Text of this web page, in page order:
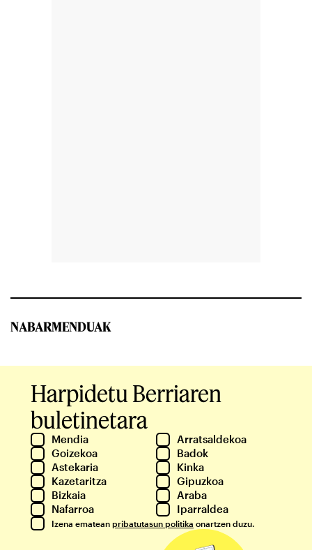
NABARMENDUAK
Harpidetu Berriaren
buletinetara
Mendia
Arratsaldekoa
Goizekoa
Badok
Astekaria
Kinka
Kazetaritza
Gipuzkoa
Bizkaia
Araba
Nafarroa
Iparraldea
Izena ematean pribatutasun politika onartzen duzu.